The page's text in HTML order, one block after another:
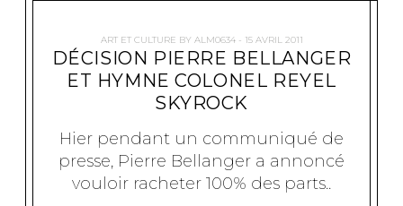
ART ET CULTURE BY ALM0634 15 AVRIL 2011
DÉCISION PIERRE BELLANGER
ET HYMNE COLONEL REYEL
SKYROCK
Hier pendant un communiqué de
presse, Pierre Bellanger a annoncé
vouloir racheter 100% des parts..